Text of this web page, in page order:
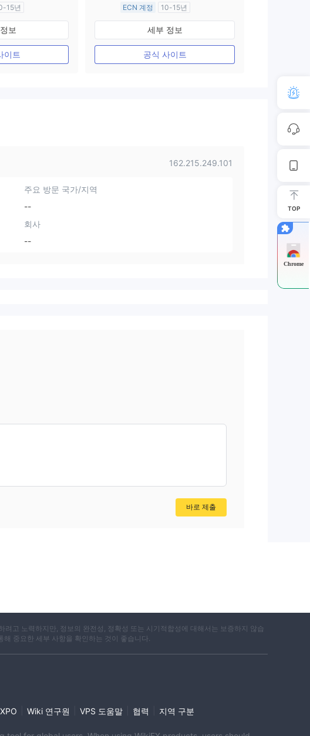
15년
선스 (MM)
MT4
보
이트
ECN 계정
10-15년
호주 규제
외환 거래 라이선스 (MM)
마스터 레이블 MT4
세부 정보
공식 사이트
162.215.249.101
주요 방문 국가/지역
--
회사
--
바로 제출
TOP
Chrome
고 노력하지만, 정보의 완전성, 정확성 또는 시기적합성에 대해서는 보증하지 않습
중요한 세부 사항을 확인하는 것이 좋습니다.
Wiki 연구원 VPS 도움말 협력 지역 구분